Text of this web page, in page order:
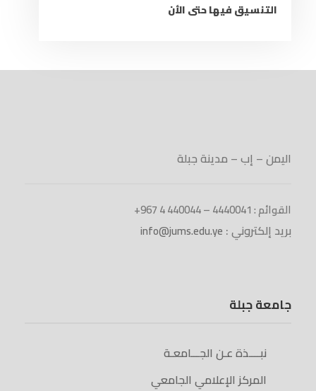
التنسيق فيها حتى الأن
اليمن – إب – مدينة جبلة
القوائم : 4440041 – 440044 4 967+
بريد إلكتروني : info@jums.edu.ye
جامعة جبلة
نبــــذة عـن الجـــامعـة
المركز الإعلامي الجامعي